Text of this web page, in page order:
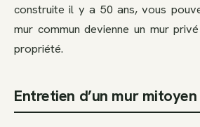
construite il y a 50 ans, vous
mur commun devienne un mur
propriété.
Entretien d’un mur